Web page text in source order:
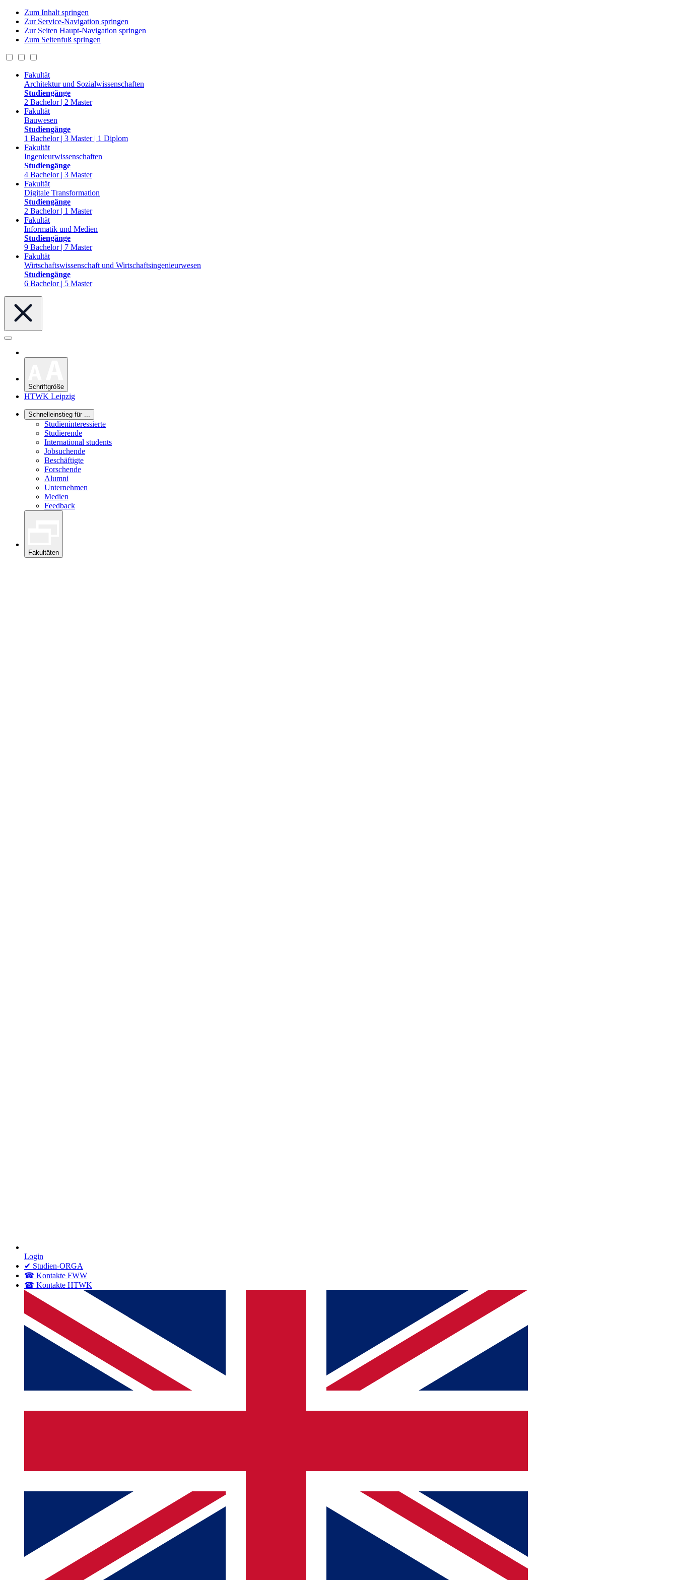
Zum Inhalt springen
Zur Service-Navigation springen
Zur Seiten Haupt-Navigation springen
Zum Seitenfuß springen
Fakultät
Architektur und Sozialwissenschaften
Studiengänge
2 Bachelor | 2 Master
Fakultät
Bauwesen
Studiengänge
1 Bachelor | 3 Master | 1 Diplom
Fakultät
Ingenieurwissenschaften
Studiengänge
4 Bachelor | 3 Master
Fakultät
Digitale Transformation
Studiengänge
2 Bachelor | 1 Master
Fakultät
Informatik und Medien
Studiengänge
9 Bachelor | 7 Master
Fakultät
Wirtschaftswissenschaft und Wirtschaftsingenieurwesen
Studiengänge
6 Bachelor | 5 Master
Schriftgröße
HTWK Leipzig
Schnelleinstieg für ...
Studieninteressierte
Studierende
International students
Jobsuchende
Beschäftigte
Forschende
Alumni
Unternehmen
Medien
Feedback
Fakultäten
Login
✔ Studien-ORGA
☎ Kontakte FWW
☎ Kontakte HTWK